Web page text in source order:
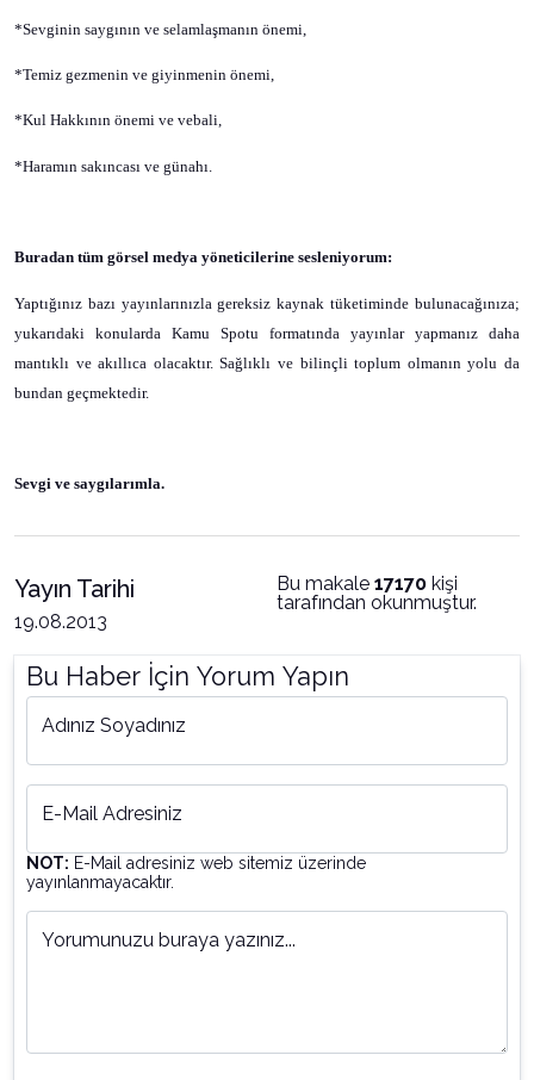
*Sevginin saygının ve selamlaşmanın önemi,
*Temiz gezmenin ve giyinmenin önemi,
*Kul Hakkının önemi ve vebali,
*Haramın sakıncası ve günahı.
Buradan tüm görsel medya yöneticilerine sesleniyorum:
Yaptığınız bazı yayınlarınızla gereksiz kaynak tüketiminde bulunacağınıza;
yukarıdaki konularda Kamu Spotu formatında yayınlar yapmanız daha
mantıklı ve akıllıca olacaktır. Sağlıklı ve bilinçli toplum olmanın yolu da
bundan geçmektedir.
Sevgi ve saygılarımla.
Yayın Tarihi
19.08.2013
Bu makale 17170 kişi
tarafından okunmuştur.
Bu Haber İçin Yorum Yapın
Adınız Soyadınız
E-Mail Adresiniz
NOT: E-Mail adresiniz web sitemiz üzerinde
yayınlanmayacaktır.
Yorumunuzu buraya yazınız...